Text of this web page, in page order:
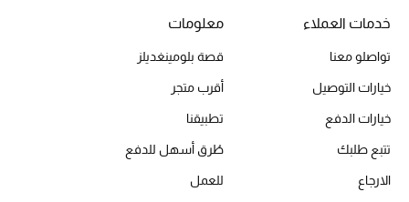
غرفة الطعام
الديكورات والإكسسوارات
الشراشف
الحمام
خدمات العملاء
تواصلو معنا
خيارات التوصيل
خيارات الدفع
تتبع طلبك
الارجاع
معلومات
قصة بلومينغديلز
أقرب متجر
تطبيقنا
طُرق أسهل للدفع
للعمل